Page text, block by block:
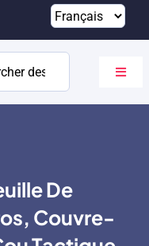
De
Couvre-